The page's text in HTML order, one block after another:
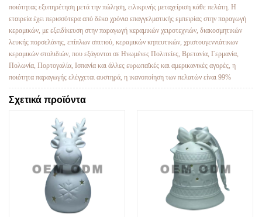
ποιότητας εξυπηρέτηση μετά την πώληση, ειλικρινής μεταχείριση κάθε πελάτη. Η
εταιρεία έχει περισσότερα από δέκα χρόνια επαγγελματικής εμπειρίας στην παραγωγή
κεραμικών, με εξειδίκευση στην παραγωγή κεραμικών χειροτεχνιών, διακοσμητικών
λευκής πορσελάνης, επίπλων σπιτιού, κεραμικών κηπευτικών, χριστουγεννιάτικων
κεραμικών στολιδιών, που εξάγονται σε Ηνωμένες Πολιτείες, Βρετανία, Γερμανία,
Πολωνία, Πορτογαλία, Ισπανία και άλλες ευρωπαϊκές και αμερικανικές αγορές, η
ποιότητα παραγωγής ελέγχεται αυστηρά, η ικανοποίηση των πελατών είναι 99%
Σχετικά προϊόντα